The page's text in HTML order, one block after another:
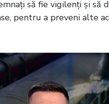
să fie vigilenți și să
pentru a preveni alte